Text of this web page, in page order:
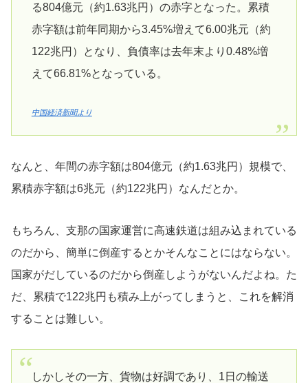
る804億元（約1.63兆円）の赤字となった。累積
赤字額は前年同期から3.45%増えて6.00兆元（約
122兆円）となり、負債率は去年末より0.48%増
えて66.81%となっている。
中国経済新聞より
なんと、年間の赤字額は804億元（約1.63兆円）規模で、
累積赤字額は6兆元（約122兆円）なんだとか。
もちろん、支那の国家運営に高速鉄道は組み込まれている
のだから、簡単に倒産するとかそんなことにはならない。
国家がだしているのだから倒産しようがないんだよね。た
だ、累積で122兆円も積み上がってしまうと、これを解消
することは難しい。
しかしその一方、貨物は好調であり、1日の輸送